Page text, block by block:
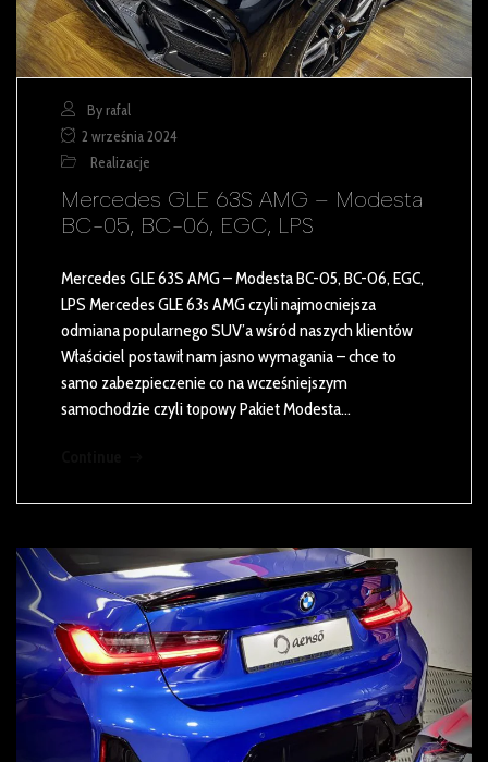
By rafal
2 września 2024
Realizacje
Mercedes GLE 63S AMG – Modesta
BC-05, BC-06, EGC, LPS
Mercedes GLE 63S AMG – Modesta BC-05, BC-06, EGC,
LPS Mercedes GLE 63s AMG czyli najmocniejsza
odmiana popularnego SUV’a wśród naszych klientów
Właściciel postawił nam jasno wymagania – chce to
samo zabezpieczenie co na wcześniejszym
samochodzie czyli topowy Pakiet Modesta…